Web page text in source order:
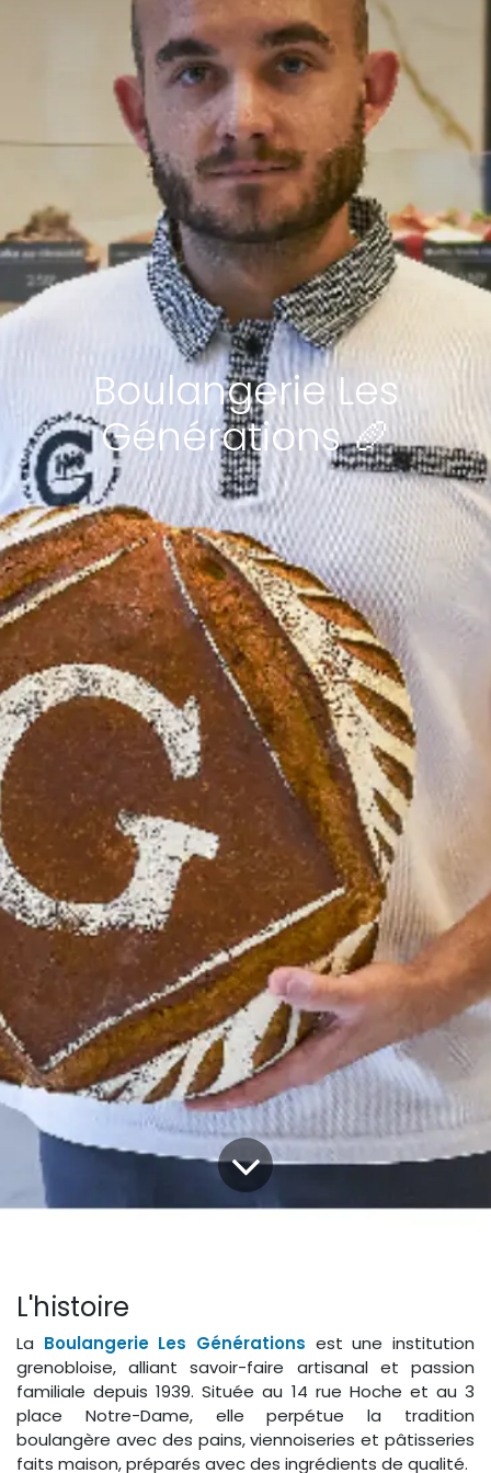
Boulangerie Les
Générations 🥖
L'histoire
La Boulangerie Les Générations est une institution
grenobloise, alliant savoir-faire artisanal et passion
familiale depuis 1939. Située au 14 rue Hoche et au 3
place Notre-Dame, elle perpétue la tradition
boulangère avec des pains, viennoiseries et pâtisseries
faits maison, préparés avec des ingrédients de qualité.